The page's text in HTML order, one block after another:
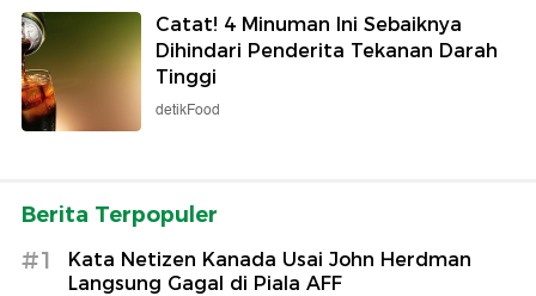
Catat! 4 Minuman Ini Sebaiknya
Dihindari Penderita Tekanan Darah
Tinggi
detikFood
Berita Terpopuler
#1
Kata Netizen Kanada Usai John Herdman
Langsung Gagal di Piala AFF